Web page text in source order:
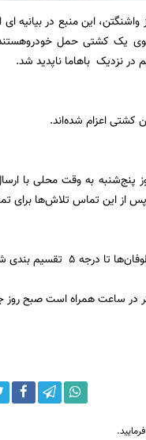
واشنگتن، این منبع در بیانیه ای
یک کشتی حمل
گارد ساحلی این کشتی ساعت 7/30 روز
از این تماس تلاش‌ها برای
طوفان یواخیم 4 است.